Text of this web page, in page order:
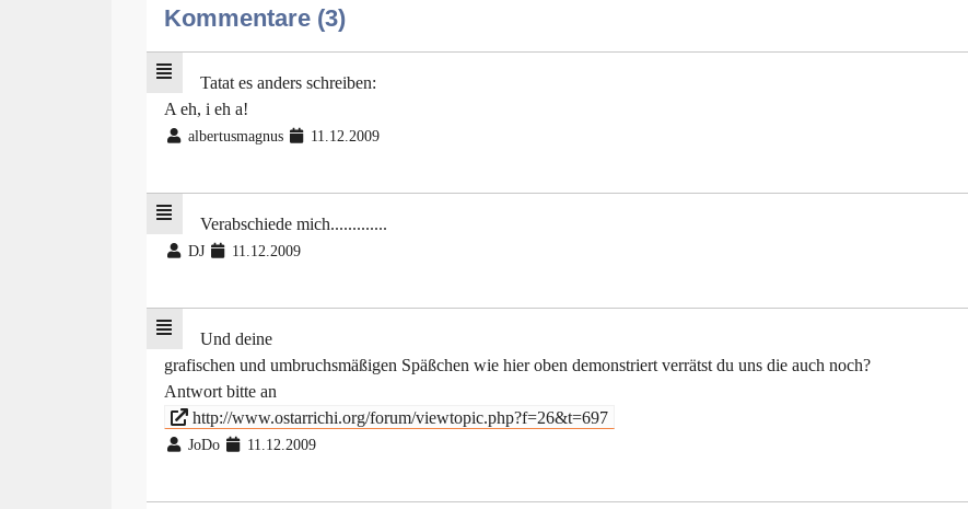
Kommentare (3)
Tatat es anders schreiben:
A eh, i eh a!
albertusmagnus 11.12.2009
Verabschiede mich.............
DJ 11.12.2009
Und deine
grafischen und umbruchsmäßigen Späßchen wie hier oben demonstriert verrätst du uns die auch noch?
Antwort bitte an
http://www.ostarrichi.org/forum/viewtopic.php?f=26&t=697
JoDo 11.12.2009